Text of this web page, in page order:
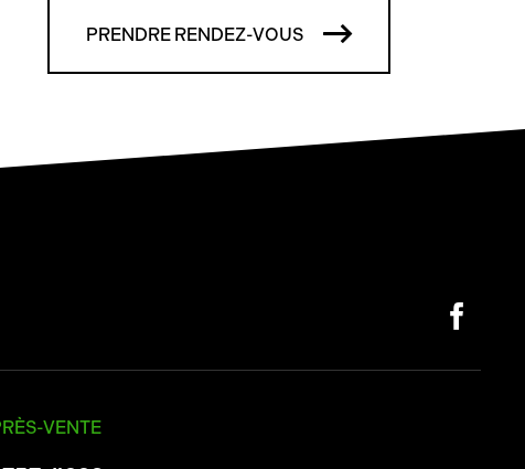
PRENDRE RENDEZ-VOUS
VENTE